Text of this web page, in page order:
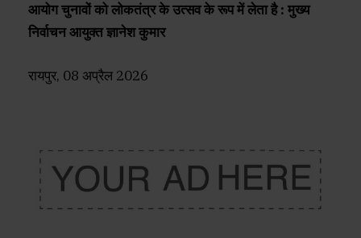
आयोग चुनावों को लोकतंत्र के उत्सव के रूप में लेता है : मुख्य
निर्वाचन आयुक्त ज्ञानेश कुमार
रायपुर, 08 अप्रैल 2026